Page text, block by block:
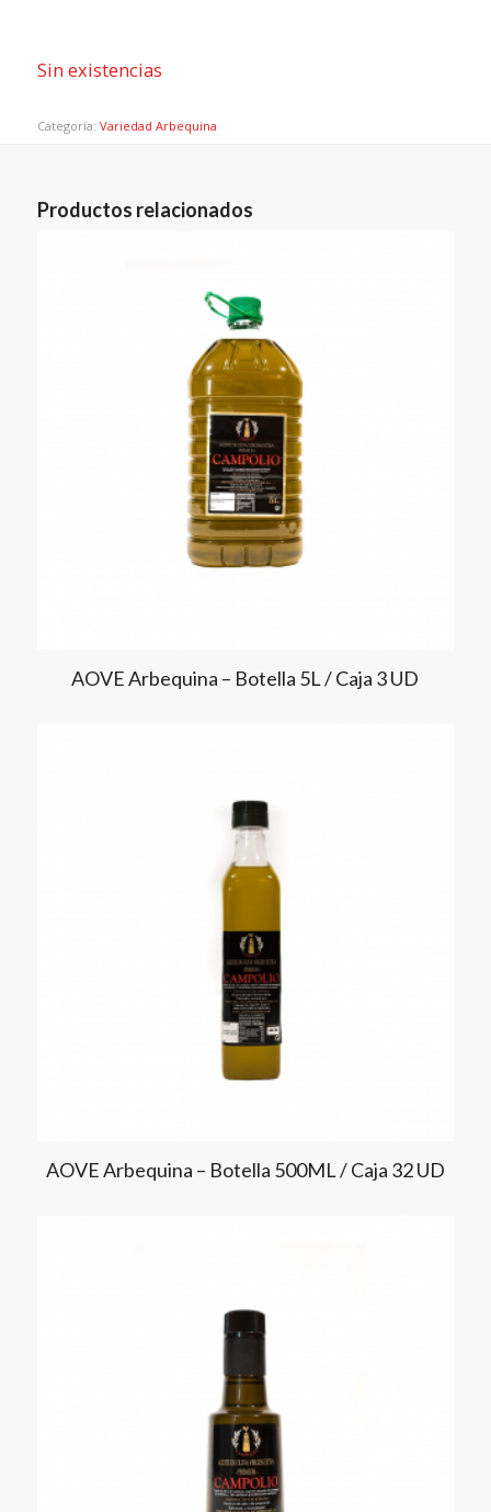
Sin existencias
Categoría: Variedad Arbequina
Productos relacionados
AOVE Arbequina – Botella 5L / Caja 3 UD
AOVE Arbequina – Botella 500ML / Caja 32 UD